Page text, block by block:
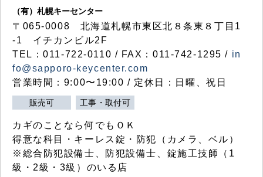
（有）札幌キーセンター
〒065-0008 北海道札幌市東区北８条東８丁目1
-1 イチカンビル2F
TEL：011-722-0110 / FAX：011-742-1295 / in
fo@sapporo-keycenter.com
営業時間：9:00〜19:00 / 定休日：日曜、祝日
販売可 工事・取付可
カギのことなら何でもＯＫ
得意な科目・キーレス錠・防犯（カメラ、ベル）
※総合防犯設備士、防犯設備士、錠施工技師（1
級・2級・3級）のいる店